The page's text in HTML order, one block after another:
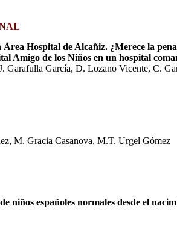
Hospital de Alcañiz. ¿Merece la
Amigo de los Niños en un hospital
Garafulla García, D. Lozano Vicente, C.
M. Gracia Casanova, M.T. Urgel Gómez
niños españoles normales desde el